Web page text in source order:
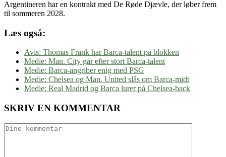
Argentineren har en kontrakt med De Røde Djævle, der løber frem
til sommeren 2028.
Læs også:
Avis: Thomas Frank har Barca-talent på blokken
Medie: Man. City går efter stort Barca-talent
Medie: Barca-angriber enig med PSG
Medie: Chelsea og Man. United slås om Barca-midt
Medie: Real Madrid og Barca lurer på Chelsea-back
SKRIV EN KOMMENTAR